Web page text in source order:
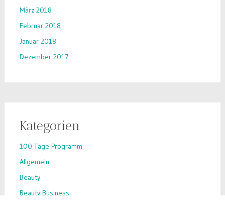
März 2018
Februar 2018
Januar 2018
Dezember 2017
Kategorien
100 Tage Programm
Allgemein
Beauty
Beauty Business